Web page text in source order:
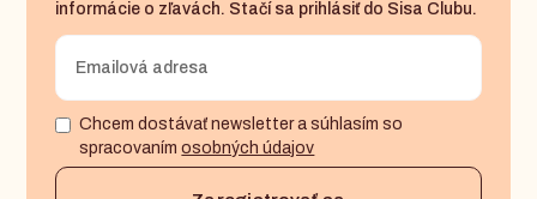
informácie o zľavách. Stačí sa prihlásiť do Sisa Clubu.
Chcem dostávať newsletter a súhlasím so
spracovanímosobných údajov